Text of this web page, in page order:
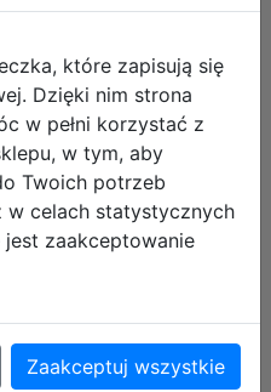
5el Never Quit
525 + Piórnik
PP26GQ-712
które zapisują się
Dzięki nim strona
w pełni korzystać z
w tym, aby
Twoich potrzeb
celach statystycznych
zaakceptowanie
Zaakceptuj wszystkie